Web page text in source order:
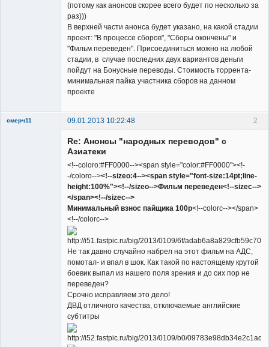
(потому как анонсов скорее всего будет по несколько за
раз)))
В верхней части анонса будет указано, на какой стадии
проект: "В процессе сборов", "Сборы окончены" и
"Фильм переведен". Присоединиться можно на любой
стадии, в случае последних двух вариантов деньги
пойдут на Бонусные переводы. Стоимость торрента-
минимальная пайка участника сборов на данном
проекте
2
смерч11
09.01.2013 10:22:48
Re: Анонсы "народных переводов" с
Азиатеки
<!--coloro:#FF0000--><span style="color:#FF0000"><!-
-/coloro--><!--sizeo:4--><span style="font-size:14pt;line-
height:100%"><!--/sizeo-->Фильм переведен<!--sizec-->
</span><!--/sizec-->
Минимальный взнос пайщика 100р<!--colorc--></span>
<!--/colorc-->
Не так давно случайно набрел на этот фильм на АДС,
помотал- и впал в шок. Как такой по настоящему крутой
боевик выпал из нашего поля зрения и до сих пор не
переведен?
Срочно исправляем это дело!
ДВД отличного качества, отключаемые английские
субтитры